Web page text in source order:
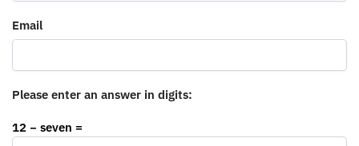
Email
Please enter an answer in digits:
12 − seven =